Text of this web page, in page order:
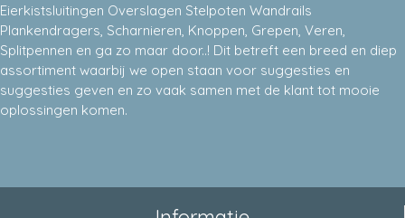
Eierkistsluitingen Overslagen Stelpoten Wandrails
Plankendragers, Scharnieren, Knoppen, Grepen, Veren,
Splitpennen en ga zo maar door..! Dit betreft een breed en diep
assortiment waarbij we open staan voor suggesties en
suggesties geven en zo vaak samen met de klant tot mooie
oplossingen komen.